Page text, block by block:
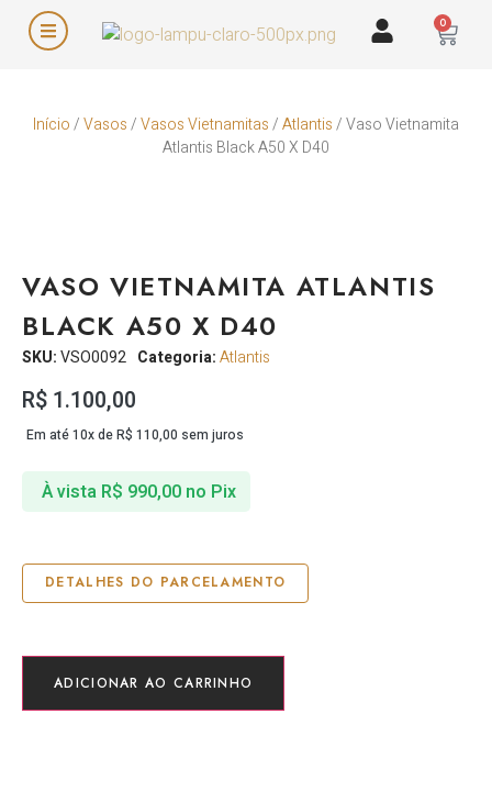
0
Início/Vasos/Vasos Vietnamitas/Atlantis/ Vaso Vietnamita
Atlantis Black A50 X D40
VASO VIETNAMITA ATLANTIS
BLACK A50 X D40
SKU:VSO0092 Categoria:Atlantis
R$ 1.100,00
Em até 10x deR$ 110,00 sem juros
À vista R$ 990,00 no Pix
DETALHES DO PARCELAMENTO
ADICIONAR AO CARRINHO